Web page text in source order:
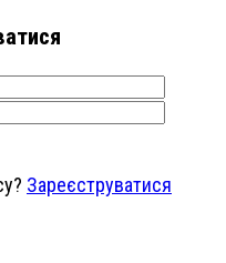
Зареєструватися